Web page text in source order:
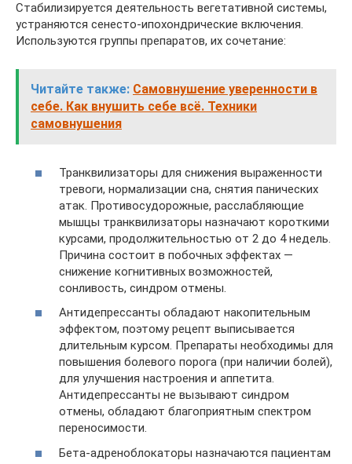
Стабилизируется деятельность вегетативной системы,
устраняются сенесто-ипохондрические включения.
Используются группы препаратов, их сочетание:
Читайте также: Самовнушение уверенности в
себе. Как внушить себе всё. Техники
самовнушения
Транквилизаторы для снижения выраженности
тревоги, нормализации сна, снятия панических
атак. Противосудорожные, расслабляющие
мышцы транквилизаторы назначают короткими
курсами, продолжительностью от 2 до 4 недель.
Причина состоит в побочных эффектах —
снижение когнитивных возможностей,
сонливость, синдром отмены.
Антидепрессанты обладают накопительным
эффектом, поэтому рецепт выписывается
длительным курсом. Препараты необходимы для
повышения болевого порога (при наличии болей),
для улучшения настроения и аппетита.
Антидепрессанты не вызывают синдром
отмены, обладают благоприятным спектром
переносимости.
Бета-адреноблокаторы назначаются пациентам